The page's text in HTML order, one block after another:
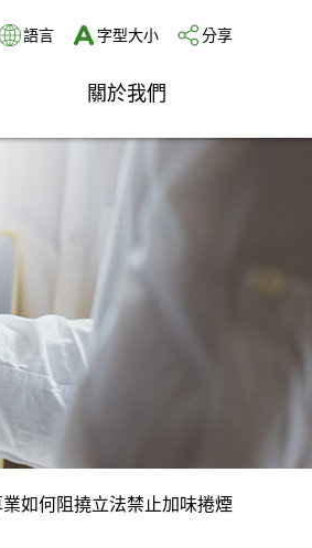
語言 字型大小 分享
關於我們
如何阻撓立法禁止加味捲煙